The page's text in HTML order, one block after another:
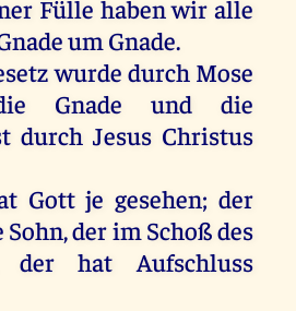
Fülle habenwir alle
um Gnade.
wurde durch Mose
Gnade und
die
durch Jesus Christus
Gott je gesehen;der
Sohn,derim Schoßdes
der hat Aufschluss